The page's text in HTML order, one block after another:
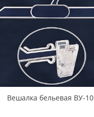
Вешалка бельевая ВУ-10